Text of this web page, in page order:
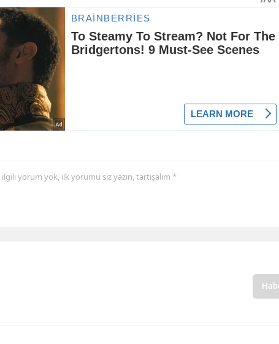
yorum yok, ilk yorumu siz yazın, tartışalım *